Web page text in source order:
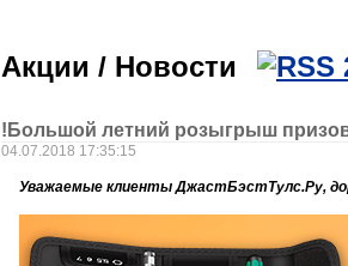
Акции / Новости
!Большой летний розыгрыш
04.07.2018 17:35:15
Уважаемые клиенты ДжастБэстТулс.Ру,